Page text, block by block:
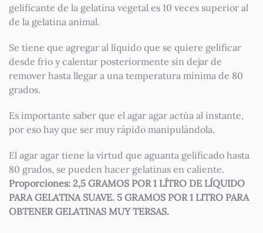
gelificante de la gelatina vegetal es 10 veces superior al
de la gelatina animal.
Se tiene que agregar al líquido que se quiere gelificar
desde frio y calentar posteriormente sin dejar de
remover hasta llegar a una temperatura mínima de 80
grados.
Es importante saber que el agar agar actúa al instante,
por eso hay que ser muy rápido manipulándola.
El agar agar tiene la virtud que aguanta gelificado hasta
80 grados, se pueden hacer gelatinas en caliente.
Proporciones: 2,5 GRAMOS POR 1 LÍTRO DE LÍQUIDO
PARA GELATINA SUAVE. 5 GRAMOS POR 1 LITRO PARA
OBTENER GELATINAS MUY TERSAS.